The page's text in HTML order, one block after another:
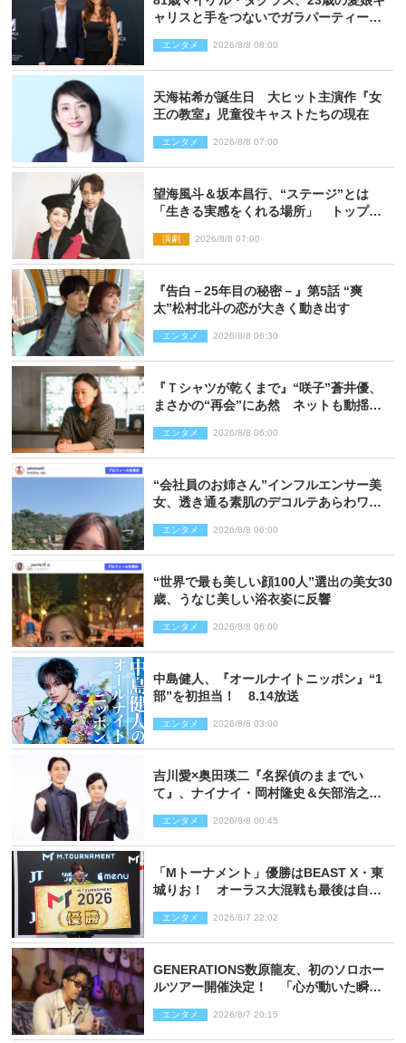
ャリスと手をつないでガラパーティーに
エンタメ 2026/8/8 08:00
天海祐希が誕生日 大ヒット主演作『女
王の教室』児童役キャストたちの現在
エンタメ 2026/8/8 07:00
望海風斗＆坂本昌行、“ステージ”とは
「生きる実感をくれる場所」 トップを
演劇 2026/8/8 07:00
『告白－25年目の秘密－』第5話 “爽
太”松村北斗の恋が大きく動き出す
エンタメ 2026/8/8 06:30
『Ｔシャツが乾くまで』“咲子”蒼井優、
まさかの“再会”にあ然 ネットも動揺
レあり）
エンタメ 2026/8/8 06:00
“会社員のお姉さん”インフルエンサー美
女、透き通る素肌のデコルテあらわワン
エンタメ 2026/8/8 06:00
“世界で最も美しい顔100人”選出の美女30
歳、うなじ美しい浴衣姿に反響
エンタメ 2026/8/8 06:00
中島健人、『オールナイトニッポン』“1
部”を初担当！ 8.14放送
エンタメ 2026/8/8 03:00
吉川愛×奥田瑛二『名探偵のままでい
て』、ナイナイ・岡村隆史＆矢部浩之の
エンタメ 2026/8/8 00:45
「Mトーナメント」優勝はBEAST X・東
城りお！ オーラス大混戦も最後は自ら
エンタメ 2026/8/7 22:02
GENERATIONS数原龍友、初のソロホー
ルツアー開催決定！ 「心が動いた瞬間
エンタメ 2026/8/7 20:15